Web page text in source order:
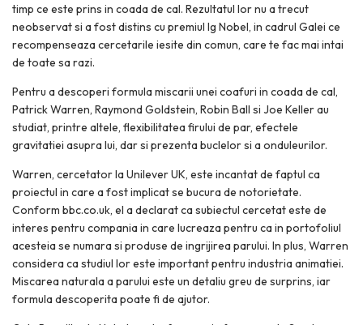
timp ce este prins in coada de cal. Rezultatul lor nu a trecut
neobservat si a fost distins cu premiul Ig Nobel, in cadrul Galei ce
recompenseaza cercetarile iesite din comun, care te fac mai intai
de toate sa razi.
Pentru a descoperi formula miscarii unei coafuri in coada de cal,
Patrick Warren, Raymond Goldstein, Robin Ball si Joe Keller au
studiat, printre altele, flexibilitatea firului de par, efectele
gravitatiei asupra lui, dar si prezenta buclelor si a onduleurilor.
Warren, cercetator la Unilever UK, este incantat de faptul ca
proiectul in care a fost implicat se bucura de notorietate.
Conform bbc.co.uk, el a declarat ca subiectul cercetat este de
interes pentru compania in care lucreaza pentru ca in portofoliul
acesteia se numara si produse de ingrijirea parului. In plus, Warren
considera ca studiul lor este important pentru industria animatiei.
Miscarea naturala a parului este un detaliu greu de surprins, iar
formula descoperita poate fi de ajutor.